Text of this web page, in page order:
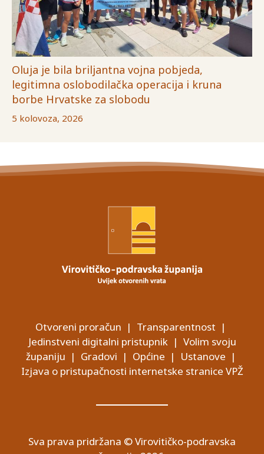
Oluja je bila briljantna vojna pobjeda,
legitimna oslobodilačka operacija i kruna
borbe Hrvatske za slobodu
5 kolovoza, 2026
Otvoreni proračun | Transparentnost |
Jedinstveni digitalni pristupnik| Volim svoju
županiju | Gradovi | Općine | Ustanove |
Izjava o pristupačnosti internetske stranice VPŽ
Sva prava pridržana © Virovitičko-podravska